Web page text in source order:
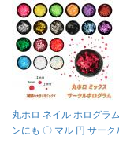
丸ホロ ネイル ホログラ
ンにも 〇 マル 円 サー